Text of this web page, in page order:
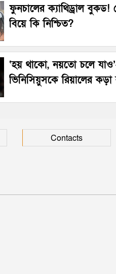
ফুনচালের ক্যাথিড্রাল
বিয়ে কি নিশ্চিত?
‘হয় থাকো, নয়তো চলে
ভিনিসিয়ুসকে রিয়ালের কড়া
Contacts